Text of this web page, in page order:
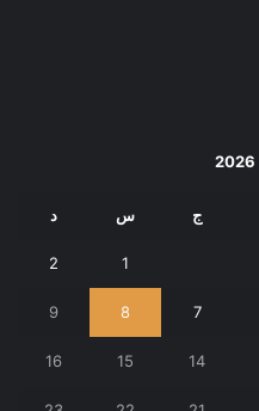
ج س د
1
2
7
8
9
14
15
16